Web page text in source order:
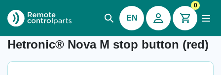
EN
0
Item number: 04.354
Hetronic® Nova M stop button (red)